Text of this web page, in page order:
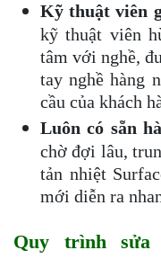
Kỹ thuật viên
kỹ thuật viên
tâm với nghề,
tay nghề hàng
cầu của khách
Luôn có sẵn
chờ đợi lâu,
tản nhiệt
mới diễn ra
Quy trình